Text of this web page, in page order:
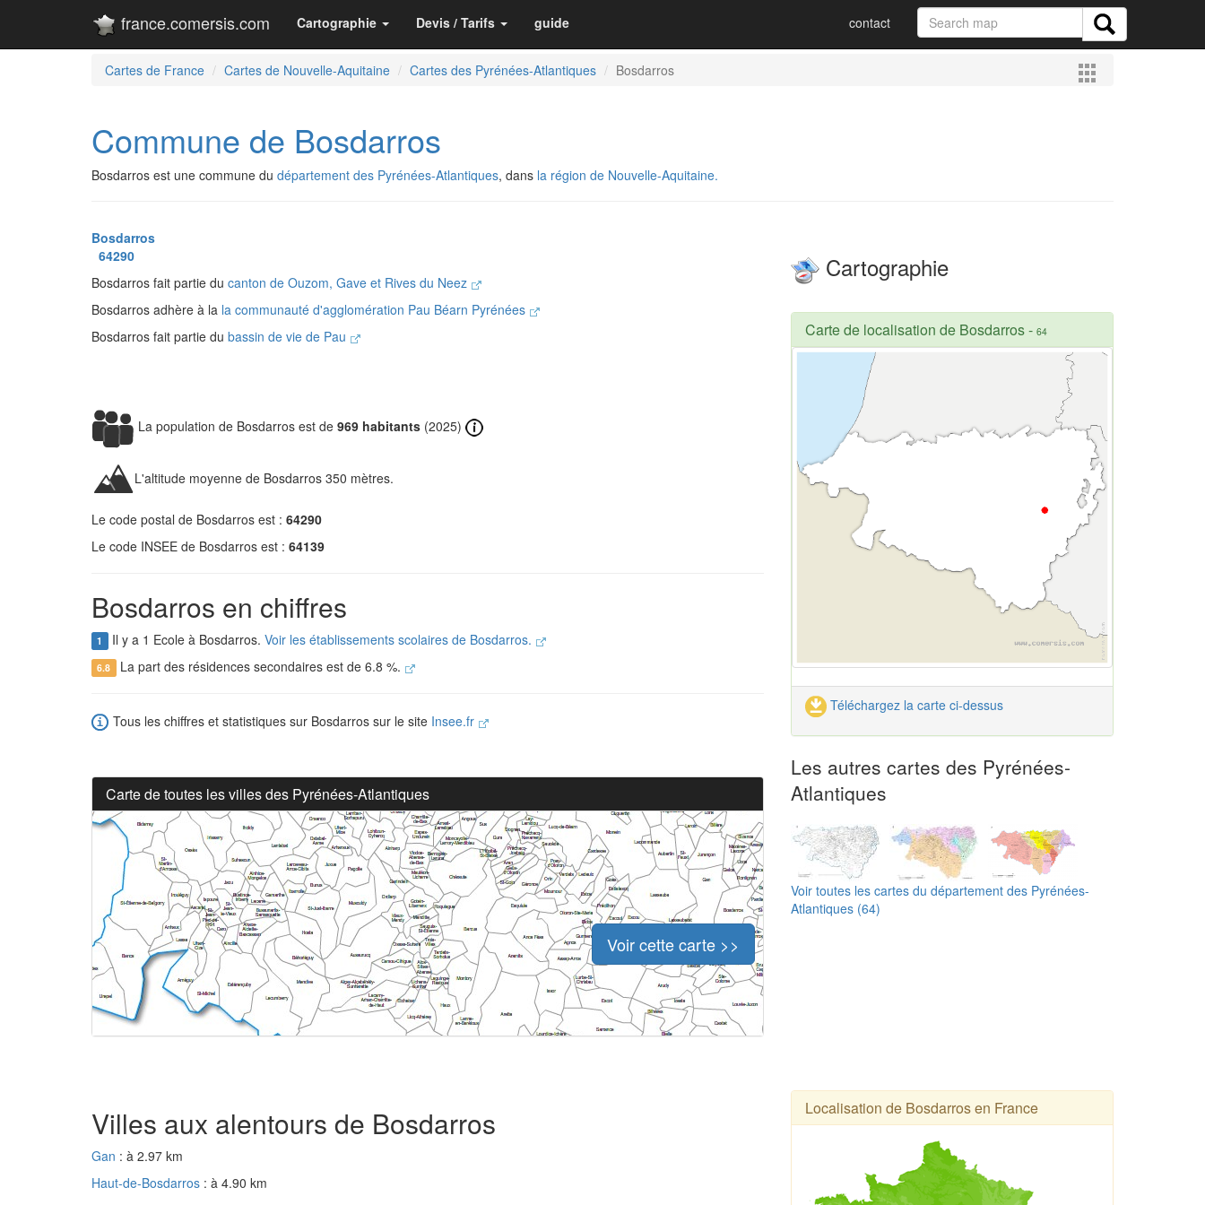
france.comersis.com Cartographie Devis / Tarifs guide contact
Cartes de France Cartes de Nouvelle-Aquitaine Cartes des Pyrénées-Atlantiques Bosdarros
Commune de Bosdarros
Bosdarros est une commune du département des Pyrénées-Atlantiques, dans la région de Nouvelle-Aquitaine.
Bosdarros
64290
Bosdarros fait partie du canton de Ouzom, Gave et Rives du Neez
Bosdarros adhère à la la communauté d'agglomération Pau Béarn Pyrénées
Bosdarros fait partie du bassin de vie de Pau
La population de Bosdarros est de 969 habitants (2025)
L'altitude moyenne de Bosdarros 350 mètres.
Le code postal de Bosdarros est : 64290
Le code INSEE de Bosdarros est : 64139
Bosdarros en chiffres
1 Il y a 1 Ecole à Bosdarros. Voir les établissements scolaires de Bosdarros.
6.8 La part des résidences secondaires est de 6.8 %.
Tous les chiffres et statistiques sur Bosdarros sur le site Insee.fr
Carte de toutes les villes des Pyrénées-Atlantiques
Voir cette carte >>
Cartographie
Carte de localisation de Bosdarros- 64
Téléchargez la carte ci-dessus
Les autres cartes des Pyrénées-
Atlantiques
Voir toutes les cartes du département des Pyrénées-
Atlantiques (64)
Villes aux alentours de Bosdarros
Gan : à 2.97 km
Haut-de-Bosdarros : à 4.90 km
Localisation de Bosdarros en France